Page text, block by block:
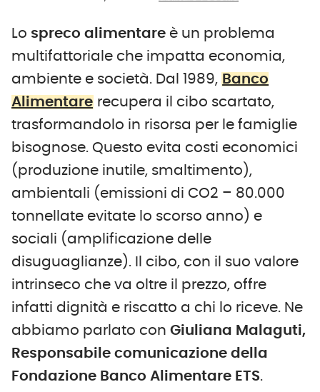
Lo spreco alimentare è un problema
multifattoriale che impatta economia,
ambiente e società. Dal 1989, Banco
Alimentare recupera il cibo scartato,
trasformandolo in risorsa per le famiglie
bisognose. Questo evita costi economici
(produzione inutile, smaltimento),
ambientali (emissioni di CO2 – 80.000
tonnellate evitate lo scorso anno) e
sociali (amplificazione delle
disuguaglianze). Il cibo, con il suo valore
intrinseco che va oltre il prezzo, offre
infatti dignità e riscatto a chi lo riceve. Ne
abbiamo parlato con Giuliana Malaguti,
Responsabile comunicazione della
Fondazione Banco Alimentare ETS.